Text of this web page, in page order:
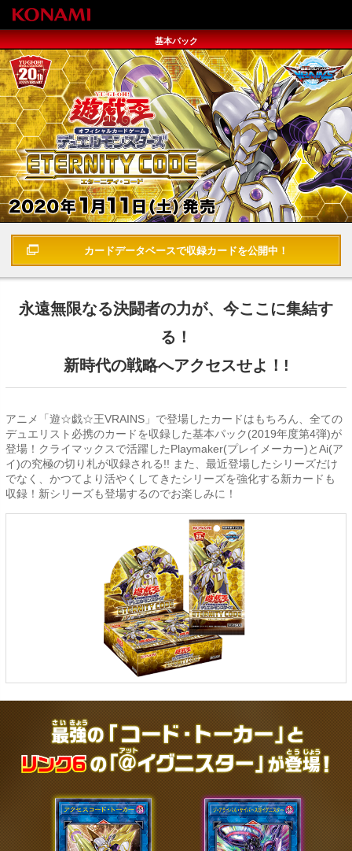
基本パック
カードデータベースで収録カードを公開中！
永遠無限なる決闘者の力が、今ここに集結す
る！
新時代の戦略へアクセスせよ！!
アニメ「遊☆戯☆王VRAINS」で登場したカードはもちろん、全ての
デュエリスト必携のカードを収録した基本パック(2019年度第4弾)が
登場！クライマックスで活躍したPlaymaker(プレイメーカー)とAi(ア
イ)の究極の切り札が収録される!! また、最近登場したシリーズだけ
でなく、かつてより活やくしてきたシリーズを強化する新カードも
収録！新シリーズも登場するのでお楽しみに！